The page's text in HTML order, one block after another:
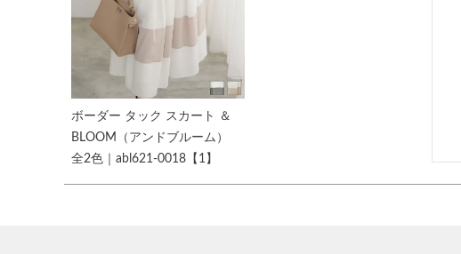
ボーダー タック スカート ＆
BLOOM（アンドブルーム）
全2色｜abl621-0018【1】